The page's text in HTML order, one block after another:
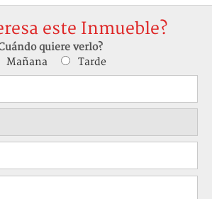
este Inmueble?
quiere verlo?
Mañana
Tarde